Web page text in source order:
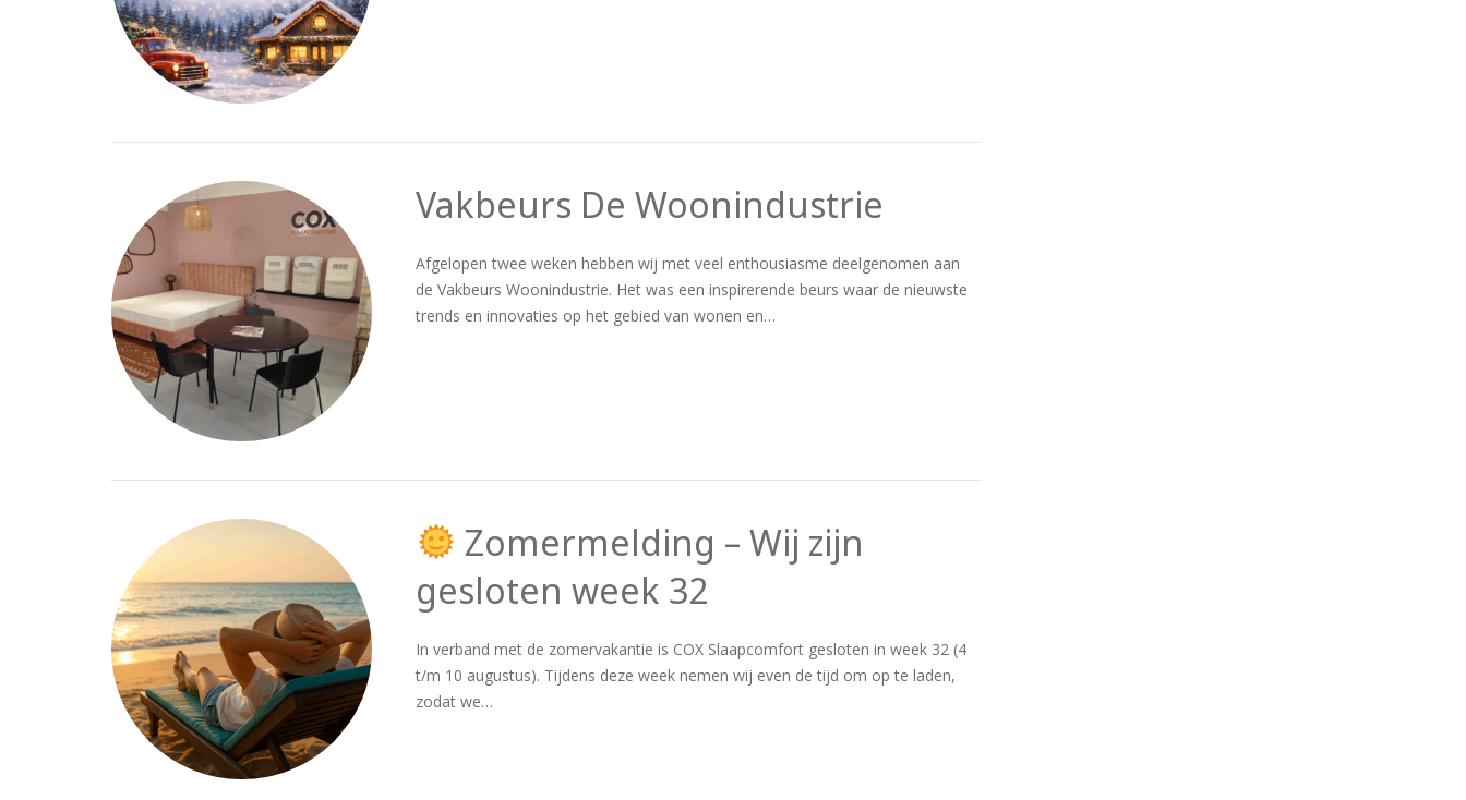
Vakbeurs De Woonindustrie
Afgelopen twee weken hebben wij met veel enthousiasme deelgenomen aan
de Vakbeurs Woonindustrie. Het was een inspirerende beurs waar de nieuwste
trends en innovaties op het gebied van wonen en…
Zomermelding – Wij zijn
gesloten week 32
In verband met de zomervakantie is COX Slaapcomfort gesloten in week 32 (4
t/m 10 augustus). Tijdens deze week nemen wij even de tijd om op te laden,
zodat we…